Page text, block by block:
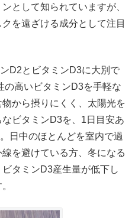
として知られていますが、
を遠ざける成分として注目
D2とビタミンD3に大別で
の高いビタミンD3を手軽な
から摂りにくく、太陽光を
ビタミンD3を、1日目安あ
日中のほとんどを室内で過
を避けている方、冬になる
タミンD3産生量が低下し